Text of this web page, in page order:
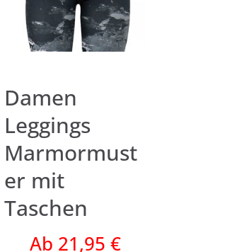
Damen
Leggings
Marmormust
er mit
Taschen
Ab 21,95 €